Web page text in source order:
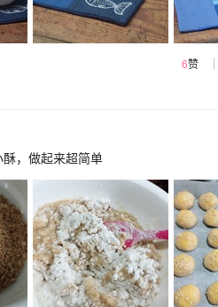
6赞
，做起来超简单